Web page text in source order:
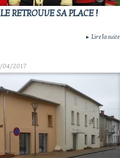
RETROUVE SA PLACE !
► Lire la suite
04/2017